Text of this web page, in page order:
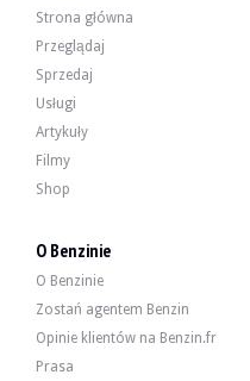
Strona główna
Przeglądaj
Sprzedaj
Usługi
Artykuły
Filmy
Shop
O Benzinie
O Benzinie
Zostań agentem Benzin
Opinie klientów na Benzin.fr
Prasa